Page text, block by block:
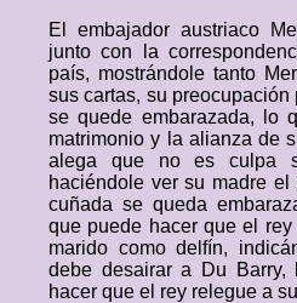
El embajador austriaco
junto con la
país, mostrándole tanto
sus cartas, su
se quede embarazada, lo
matrimonio y la alianza de
alega que no es culpa
haciéndole ver su madre
cuñada se queda
que puede hacer que el
marido como delfín,
debe desairar a Du Barry,
hacer que el rey relegue a